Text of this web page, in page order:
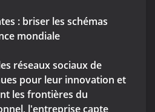
: briser les schémas
mondiale
réseaux sociaux de
pour leur innovation et
les frontières du
l'entreprise capte